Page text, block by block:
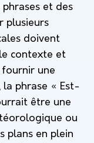
et des
plusieurs
doivent
contexte et
une
la phrase « Est-
être une
ou
plans en plein